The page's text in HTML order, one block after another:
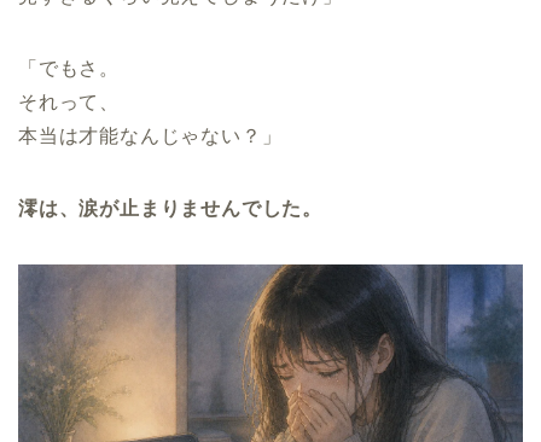
「でもさ。
それって、
本当は才能なんじゃない？」
澪は、涙が止まりませんでした。